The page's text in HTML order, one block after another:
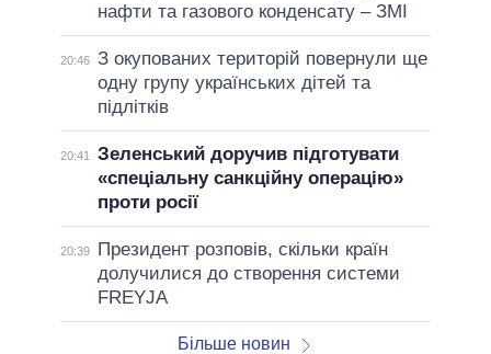
нафти та газового конденсату – ЗМІ
20:46 З окупованих територій повернули ще
одну групу українських дітей та
підлітків
20:41
Зеленський доручив підготувати
«спеціальну санкційну операцію»
проти росії
20:39
Президент розповів, скільки країн
долучилися до створення системи
FREYJA
Більше новин